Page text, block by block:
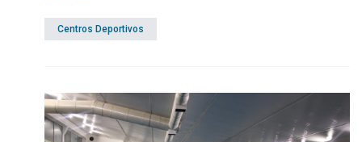
Centros Deportivos